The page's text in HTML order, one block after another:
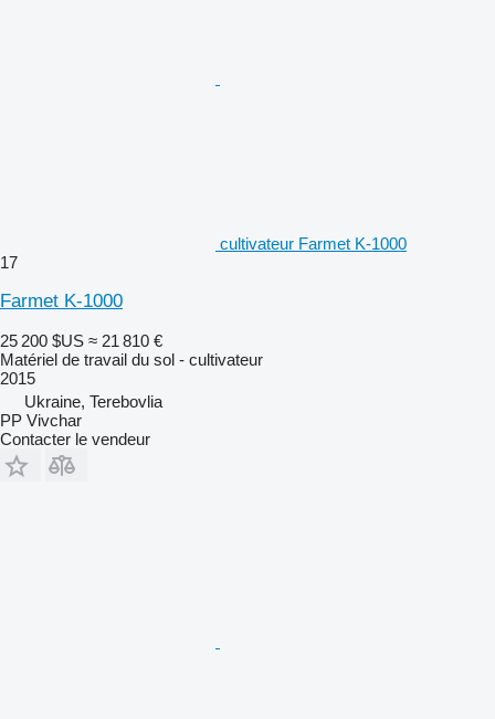
cultivateur Farmet K-1000
17
Farmet K-1000
25 200 $US ≈ 21 810 €
Matériel de travail du sol - cultivateur
2015
Ukraine, Terebovlia
PP Vivchar
Contacter le vendeur